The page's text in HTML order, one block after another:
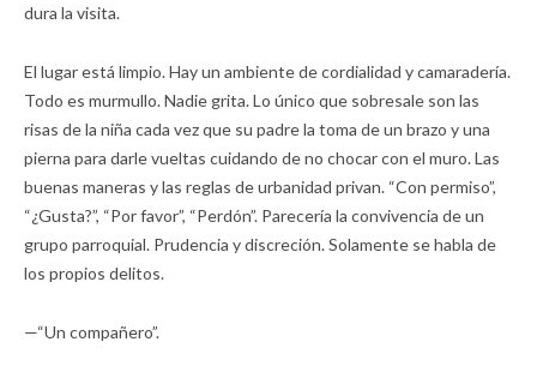
dura la visita.
El lugar está limpio. Hay un ambiente de cordialidad y camaradería.
Todo es murmullo. Nadie grita. Lo único que sobresale son las
risas de la niña cada vez que su padre la toma de un brazo y una
pierna para darle vueltas cuidando de no chocar con el muro. Las
buenas maneras y las reglas de urbanidad privan. “Con permiso”,
“¿Gusta?”, “Por favor”, “Perdón”. Parecería la convivencia de un
grupo parroquial. Prudencia y discreción. Solamente se habla de
los propios delitos.
—“Un compañero”.